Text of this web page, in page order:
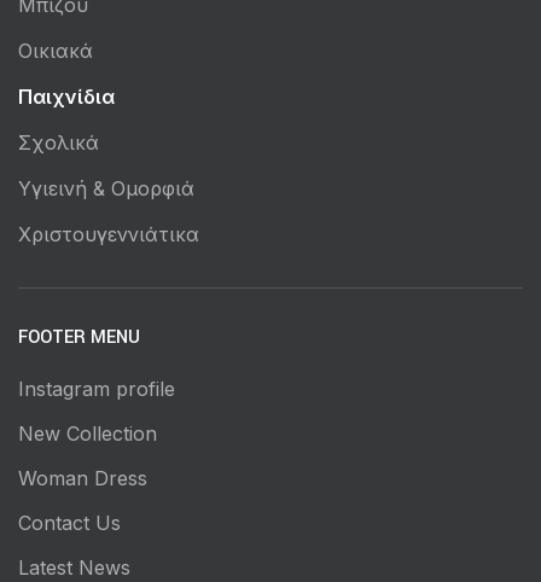
Οικιακά
Παιχνίδια
Σχολικά
Υγιεινή & Ομορφιά
Χριστουγεννιάτικα
FOOTER MENU
Instagram profile
New Collection
Woman Dress
Contact Us
Latest News